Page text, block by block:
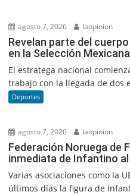
agosto 7, 2026 laopinion
Revelan parte del
en la Selección Mexicana
El estratega nacional
trabajo con la llegada de dos
Deportes
agosto 7, 2026 laopinion
Federación Noruega de
inmediata de Infantino al
Varias asociaciones como la
últimos días la figura de